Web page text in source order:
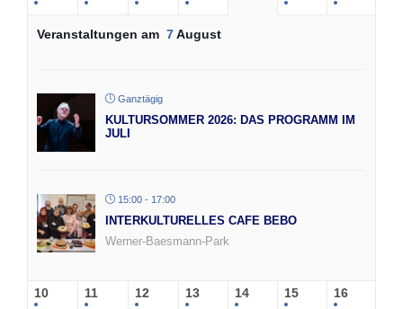
Veranstaltungen am 7August
Ganztägig
KULTURSOMMER 2026: DAS PROGRAMM IM
JULI
15:00 - 17:00
INTERKULTURELLES CAFE BEBO
Werner-Baesmann-Park
10 11 12 13 14 15 16